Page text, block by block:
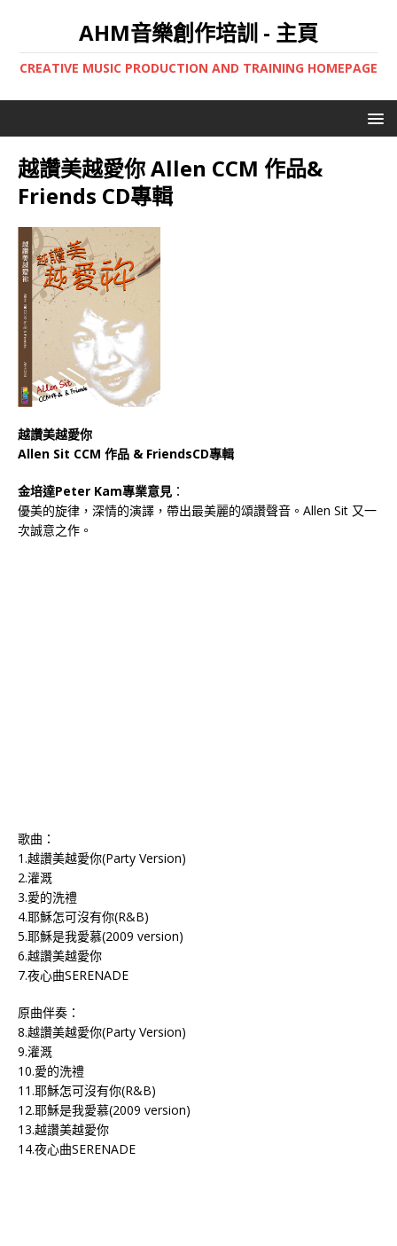
AHM音樂創作培訓 - 主頁
CREATIVE MUSIC PRODUCTION AND TRAINING HOMEPAGE
越讚美越愛你 Allen CCM 作品&
Friends CD專輯
越讚美越愛你
Allen Sit CCM 作品 & FriendsCD專輯
金培達Peter Kam專業意見 ：
優美的旋律，深情的演譯，帶出最美麗的頌讚聲音。Allen Sit 又一
次誠意之作。
歌曲：
1.越讚美越愛你(Party Version)
2.灌溉
3.愛的洗禮
4.耶穌怎可沒有你(R&B)
5.耶穌是我愛慕(2009 version)
6.越讚美越愛你
7.夜心曲SERENADE
原曲伴奏：
8.越讚美越愛你(Party Version)
9.灌溉
10.愛的洗禮
11.耶穌怎可沒有你(R&B)
12.耶穌是我愛慕(2009 version)
13.越讚美越愛你
14.夜心曲SERENADE